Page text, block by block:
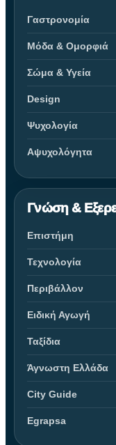
Γαστρονομία
Μόδα & Ομορφιά
Σώμα & Υγεία
Design
Ψυχολογία
Αψυχολόγητα
Γνώση &
Επιστήμη
Τεχνολογία
Περιβάλλον
Ειδική Αγωγή
Ταξίδια
Άγνωστη Ελλάδα
City Guide
Egrapsa